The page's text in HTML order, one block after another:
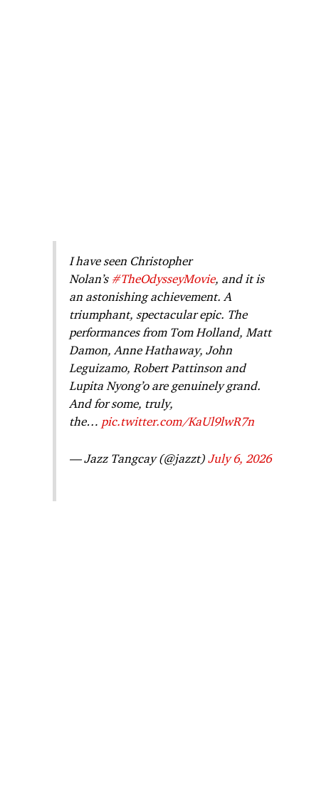
I have seen Christopher
Nolan’s #TheOdysseyMovie, and it is
an astonishing achievement. A
triumphant, spectacular epic. The
performances from Tom Holland, Matt
Damon, Anne Hathaway, John
Leguizamo, Robert Pattinson and
Lupita Nyong’o are genuinely grand.
And for some, truly,
the… pic.twitter.com/KaUl9lwR7n
— Jazz Tangcay (@jazzt)July 6, 2026